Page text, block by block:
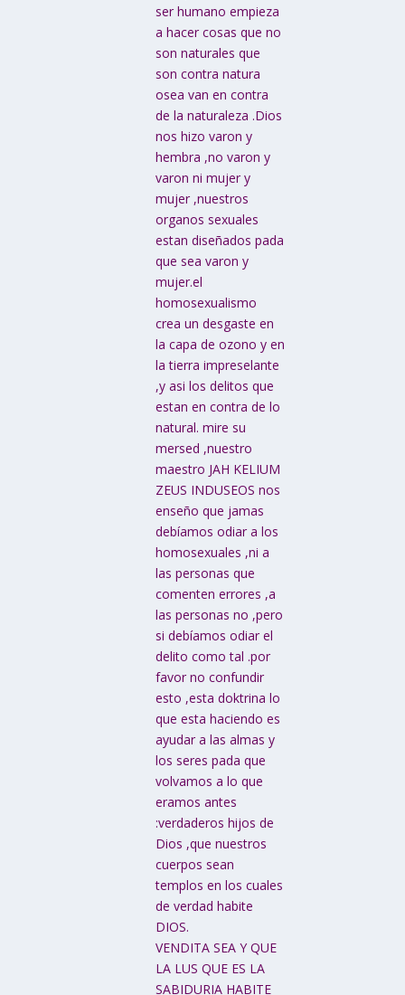
ser humano empieza
a hacer cosas que no
son naturales que
son contra natura
osea van en contra
de la naturaleza .Dios
nos hizo varon y
hembra ,no varon y
varon ni mujer y
mujer ,nuestros
organos sexuales
estan diseñados pada
que sea varon y
mujer.el
homosexualismo
crea un desgaste en
la capa de ozono y en
la tierra impreselante
,y asi los delitos que
estan en contra de lo
natural. mire su
mersed ,nuestro
maestro JAH KELIUM
ZEUS INDUSEOS nos
enseño que jamas
debíamos odiar a los
homosexuales ,ni a
las personas que
comenten errores ,a
las personas no ,pero
si debíamos odiar el
delito como tal .por
favor no confundir
esto ,esta doktrina lo
que esta haciendo es
ayudar a las almas y
los seres pada que
volvamos a lo que
eramos antes
:verdaderos hijos de
Dios ,que nuestros
cuerpos sean
templos en los cuales
de verdad habite
DIOS.
VENDITA SEA Y QUE
LA LUS QUE ES LA
SABIDURIA HABITE